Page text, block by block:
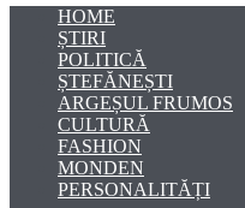
HOME
ȘTIRI
POLITICĂ
ȘTEFĂNEȘTI
ARGEȘUL FRUMOS
CULTURĂ
FASHION
MONDEN
PERSONALITĂȚI